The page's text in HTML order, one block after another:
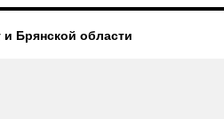
Брянской области